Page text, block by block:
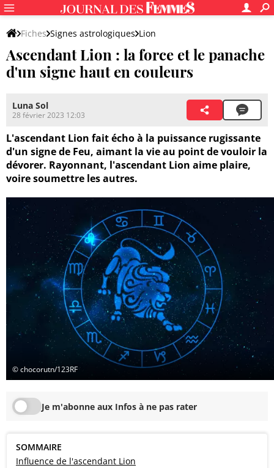
Fiches Signes astrologiques Lion
Ascendant Lion : la force et le panache
d'un signe haut en couleurs
Luna Sol
28 février 2023 12:03
L'ascendant Lion fait écho à la puissance rugissante
d'un signe de Feu, aimant la vie au point de vouloir la
dévorer. Rayonnant, l'ascendant Lion aime plaire,
voire soumettre les autres.
© chocorutn/123RF
Je m'abonne aux Infos à ne pas rater
SOMMAIRE
Influence de l'ascendant Lion